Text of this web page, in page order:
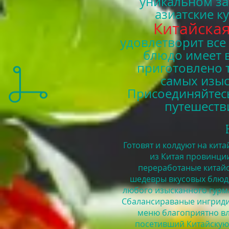
азиатские
К
удовлетворит
блюдо имеет
приготовлено
самых
Готовят и колдуют на
из Китая
переработаные
шедевры вкусовых
любого изысканного
Сбалансираваные
меню благоприятно
посетивший